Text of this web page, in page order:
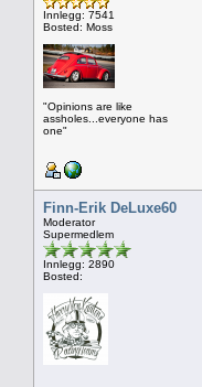
Innlegg: 7541
Bosted: Moss
"Opinions are like
assholes...everyone has
one"
Finn-Erik DeLuxe60
Moderator
Supermedlem
Innlegg: 2890
Bosted: